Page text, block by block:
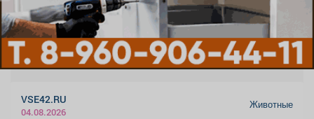
VSE42.RU
04.08.2026
Животные